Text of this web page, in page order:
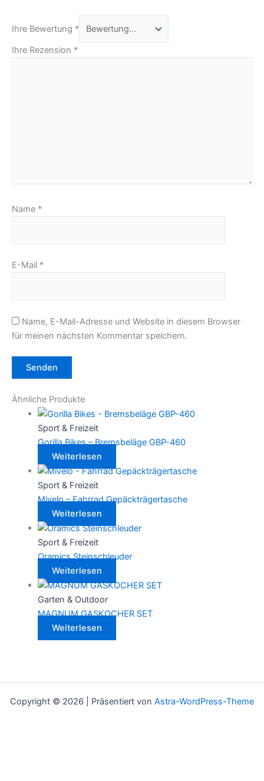
Ihre Bewertung *
Ihre Rezension *
Name *
E-Mail *
Name, E-Mail-Adresse und Website in diesem Browser
für meinen nächsten Kommentar speichern.
Ähnliche Produkte
Sport & Freizeit
Gorilla Bikes – Bremsbeläge GBP-460
Weiterlesen
Sport & Freizeit
Mivelo – Fahrrad Gepäckträgertasche
Weiterlesen
Sport & Freizeit
Oramics Steinschleuder
Weiterlesen
Garten & Outdoor
MAGNUM GASKOCHER SET
Weiterlesen
Copyright © 2026 | Präsentiert von Astra-WordPress-Theme